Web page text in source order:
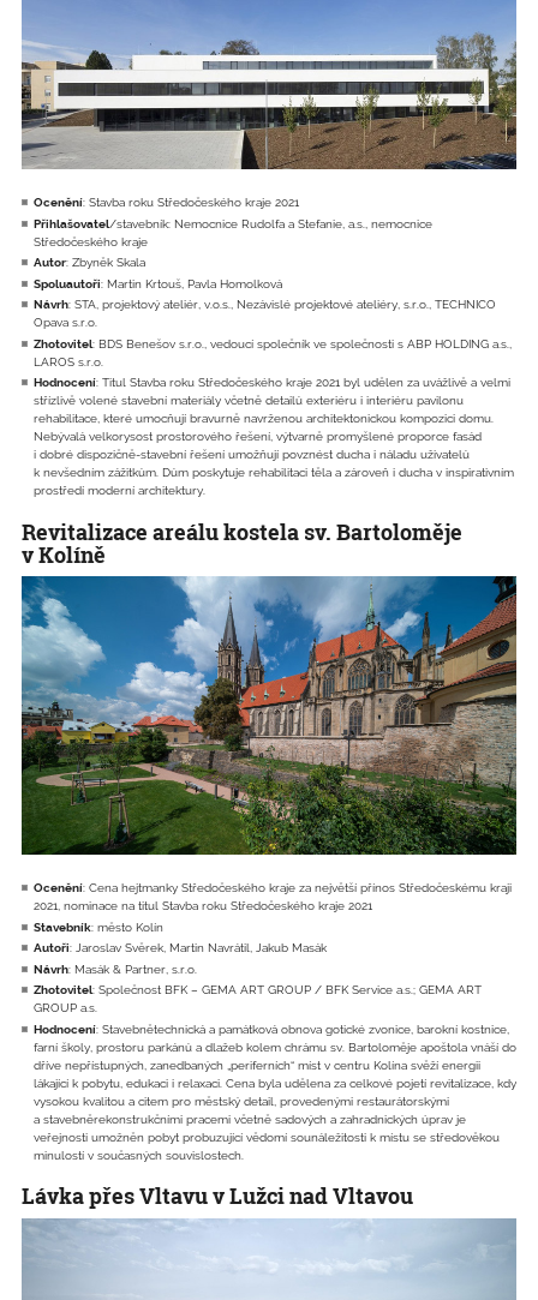
Ocenění: Stavba roku Středočeského kraje 2021
Přihlašovatel/stavebník: Nemocnice Rudolfa a Stefanie, a.s., nemocnice
Středočeského kraje
Autor: Zbyněk Skala
Spoluautoři: Martin Krtouš, Pavla Homolková
Návrh: STA, projektový ateliér, v.o.s., Nezávislé projektové ateliéry, s.r.o., TECHNICO
Opava s.r.o.
Zhotovitel: BDS Benešov s.r.o., vedoucí společník ve společnosti s ABP HOLDING a.s.,
LAROS s.r.o.
Hodnocení: Titul Stavba roku Středočeského kraje 2021 byl udělen za uvážlivě a velmi
střízlivě volené stavební materiály včetně detailů exteriéru i interiéru pavilonu
rehabilitace, které umocňují bravurně navrženou architektonickou kompozici domu.
Nebývalá velkorysost prostorového řešení, výtvarně promyšlené proporce fasád
i dobré dispozičně-stavební řešení umožňují povznést ducha i náladu uživatelů
k nevšedním zážitkům. Dům poskytuje rehabilitaci těla a zároveň i ducha v inspirativním
prostředí moderní architektury.
Revitalizace areálu kostela sv. Bartoloměje
v Kolíně
Ocenění: Cena hejtmanky Středočeského kraje za největší přínos Středočeskému kraji
2021, nominace na titul Stavba roku Středočeského kraje 2021
Stavebník: město Kolín
Autoři: Jaroslav Svěrek, Martin Navrátil, Jakub Masák
Návrh: Masák & Partner, s.r.o.
Zhotovitel: Společnost BFK – GEMA ART GROUP / BFK Service a.s.; GEMA ART
GROUP a.s.
Hodnocení: Stavebnětechnická a památková obnova gotické zvonice, barokní kostnice,
farní školy, prostoru parkánů a dlažeb kolem chrámu sv. Bartoloměje apoštola vnáší do
dříve nepřístupných, zanedbaných „periferních“ míst v centru Kolína svěží energii
lákající k pobytu, edukaci i relaxaci. Cena byla udělena za celkové pojetí revitalizace, kdy
vysokou kvalitou a citem pro městský detail, provedenými restaurátorskými
a stavebněrekonstrukčními pracemi včetně sadových a zahradnických úprav je
veřejnosti umožněn pobyt probuzující vědomí sounáležitosti k místu se středověkou
minulostí v současných souvislostech.
Lávka přes Vltavu v Lužci nad Vltavou